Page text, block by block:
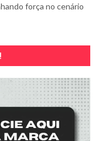
força no cenário